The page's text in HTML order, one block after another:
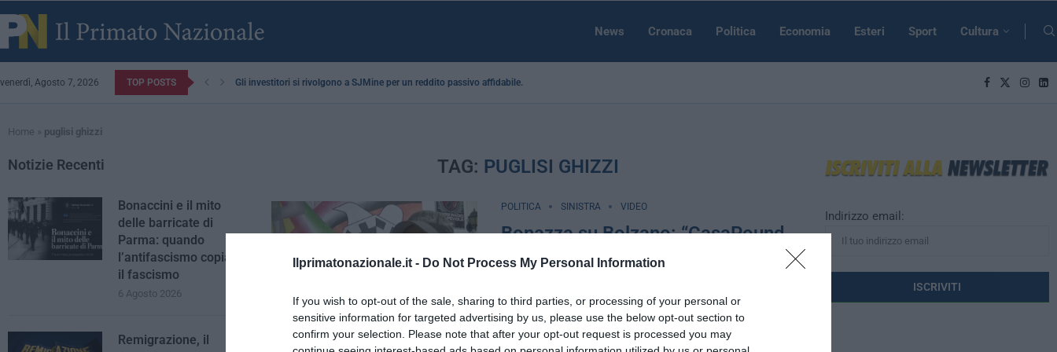
Ilprimatonazionale.it - Do Not Process My Personal Information
If you wish to opt-out of the sale, sharing to third parties, or processing of your personal or
sensitive information for targeted advertising by us, please use the below opt-out section to
confirm your selection. Please note that after your opt-out request is processed you may
News Cronaca Politica Economia Esteri Sport Cultura
venerdì, Agosto 7, 2026 TOP POSTS Gli investitori si rivolgono a SJMine per un reddito passivo affidabile...
Home » puglisi ghizzi
TAG: PUGLISI GHIZZI
POLITICA SINISTRA VIDEO
Bonazza su Bolzano: “CasaPound
vince perché è un movimento di
byLa Redazione 10 Maggio 2016
Bolzano, 10 mag – Il giorno dopo i risultati elettorali
Indirizzo email:
Notizie Recenti
Bonaccini e il mito
delle barricate di
Parma: quando
l’antifascismo copia
il fascismo
6 Agosto 2026
Remigrazione, il